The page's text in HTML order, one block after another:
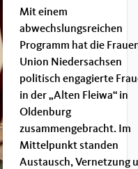
Mit einem
abwechslungsreichen
Programm hat die
Union Niedersachsen
politisch engagierte
in der „Alten Fleiwa“ in
Oldenburg
zusammengebracht. Im
Mittelpunkt standen
Austausch, Vernetzung